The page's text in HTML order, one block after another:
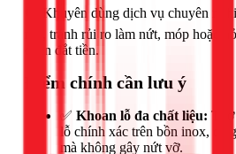
🟢 Khuyên dùng dịch vụ chuyên
mỹ, tránh rủi ro làm nứt, móp hoặc
chén đắt tiền.
Điểm chính cần lưu ý
✅ Khoan lỗ đa chất liệu:
lỗ chính xác trên bồn inox, đá
mà không gây nứt vỡ.